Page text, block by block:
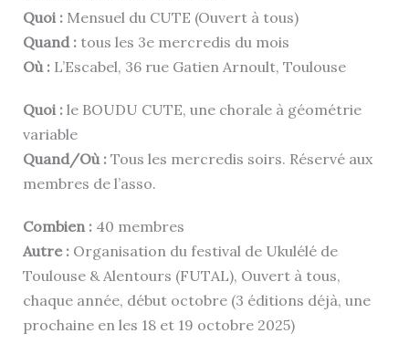
Quoi :Mensuel du CUTE (Ouvert à tous)
Quand :tous les 3e mercredis du mois
Où :L’Escabel, 36 rue Gatien Arnoult, Toulouse
Quoi :le BOUDU CUTE, une chorale à géométrie
variable
Quand/Où :Tous les mercredis soirs. Réservé aux
membres de l’asso.
Combien :40 membres
Autre :Organisation du festival de Ukulélé de
Toulouse & Alentours (FUTAL), Ouvert à tous,
chaque année, début octobre (3 éditions déjà, une
prochaine en les 18 et 19 octobre 2025)